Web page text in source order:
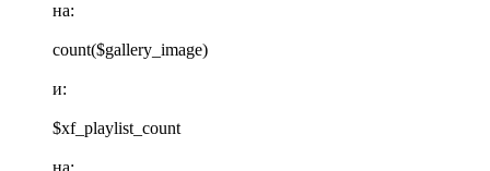
на:
count($gallery_image)
и:
$xf_playlist_count